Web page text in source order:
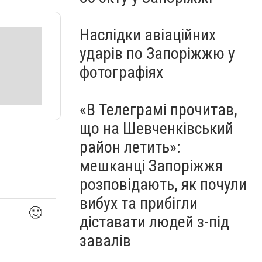
🙂
Наслідки авіаційних
ударів по Запоріжжю у
фотографіях
«В Телеграмі прочитав,
що на Шевченківський
район летить»:
мешканці Запоріжжя
розповідають, як почули
вибух та прибігли
діставати людей з-під
завалів